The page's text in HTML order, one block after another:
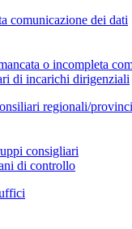
comunicazione dei dati
o incompleta
di incarichi dirigenziali
regionali/
consigliari
di controllo